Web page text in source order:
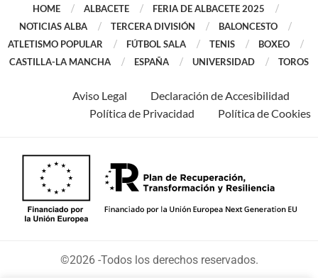
HOME ALBACETE
FERIA DE ALBACETE 2025
NOTICIAS ALBA
TERCERA DIVISIÓN
BALONCESTO
ATLETISMO POPULAR
FÚTBOL SALA TENIS
BOXEO
CASTILLA-LA MANCHA
ESPAÑA UNIVERSIDAD TOROS
Aviso Legal
Declaración de Accesibilidad
Política de Privacidad
Política de Cookies
©2026 -Todos los derechos reservados.